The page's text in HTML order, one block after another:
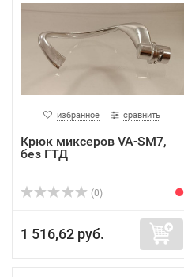
избранное сравнить
Крюк миксеров VA-SM7,
без ГТД
(0)
1 516,62 руб.